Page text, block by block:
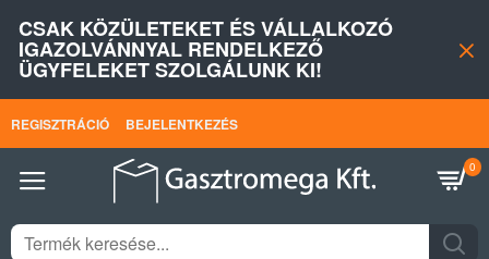
CSAK KÖZÜLETEKET ÉS VÁLLALKOZÓ
IGAZOLVÁNNYAL RENDELKEZŐ
ÜGYFELEKET SZOLGÁLUNK KI!
REGISZTRÁCIÓ BEJELENTKEZÉS
0